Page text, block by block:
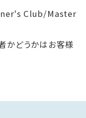
Club/Master
かどうかはお客様